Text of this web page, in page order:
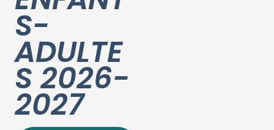
S-
ADULTE
S 2026-
2027